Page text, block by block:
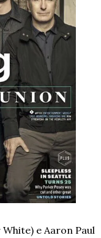
e Aaron Paul